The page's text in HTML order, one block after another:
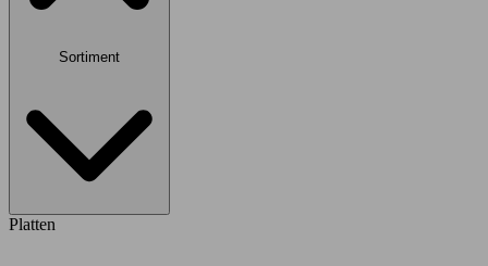
Sortiment
Platten